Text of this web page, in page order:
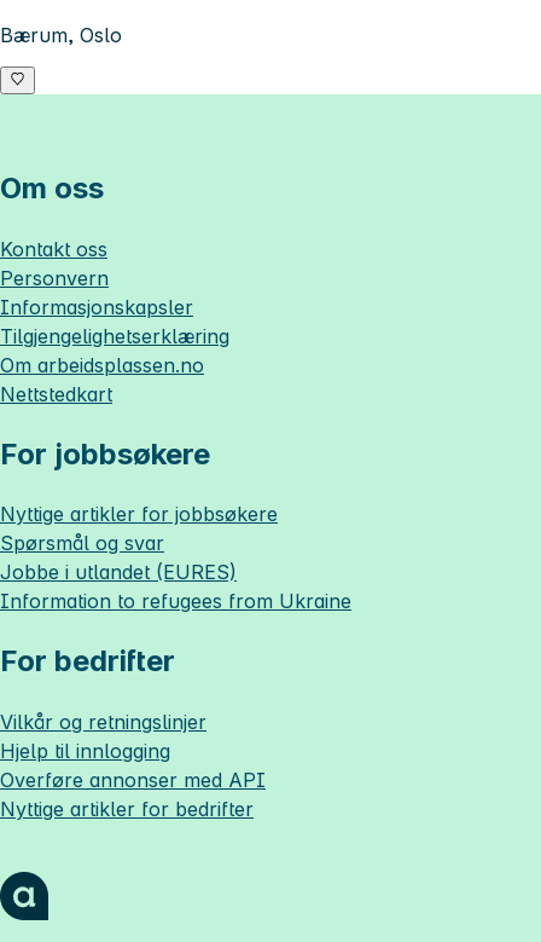
Bærum, Oslo
Om oss
Kontakt oss
Personvern
Informasjonskapsler
Tilgjengelighetserklæring
Om arbeidsplassen.no
Nettstedkart
For jobbsøkere
Nyttige artikler for jobbsøkere
Spørsmål og svar
Jobbe i utlandet (EURES)
Information to refugees from Ukraine
For bedrifter
Vilkår og retningslinjer
Hjelp til innlogging
Overføre annonser med API
Nyttige artikler for bedrifter